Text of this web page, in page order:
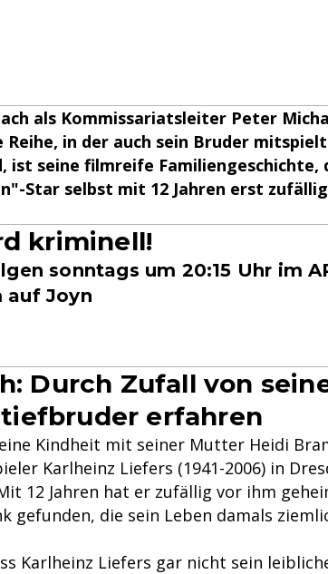
als Kommissariatsleiter Peter
in der auch sein Bruder
ist seine filmreife Familiengeschichte,
Star selbst mit 12 Jahren erst zufällig
kriminell!
sonntags um 20:15 Uhr im
auf Joyn
Durch Zufall von
erfahren
Kindheit mit seiner Mutter Heidi
Karlheinz Liefers (1941-2006) in
12 Jahren hat er zufällig vor ihm
gefunden, die sein Leben damals
Karlheinz Liefers gar nicht sein